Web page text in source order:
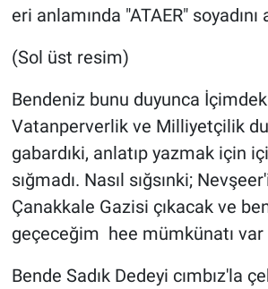
eri anlamında "ATAER" soyadını
(Sol üst resim)
Bendeniz bunu duyunca
Vatanperverlik ve Milliyetçilik
gabardıki, anlatıp yazmak için
sığmadı. Nasıl sığsınki;
Çanakkale Gazisi çıkacak ve
geçeceğim hee mümkünatı var
Bende Sadık Dedeyi cımbız'la